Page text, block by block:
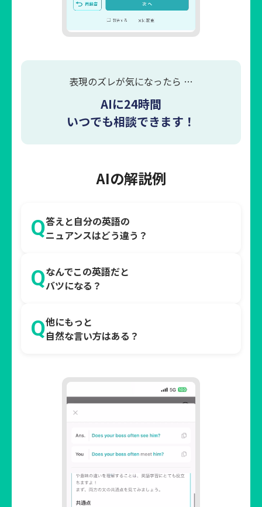
表現のズレが気になったら …
AIに24時間
いつでも相談できます！
AIの解説例
Q答えと自分の英語の
ニュアンスはどう違う？
Qなんでこの英語だと
バツになる？
Q他にもっと
自然な言い方はある？